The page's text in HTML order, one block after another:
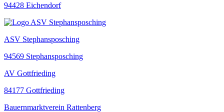
94428 Eichendorf
ASV Stephansposching
94569 Stephansposching
AV Gottfrieding
84177 Gottfrieding
Bauernmarktverein Rattenberg